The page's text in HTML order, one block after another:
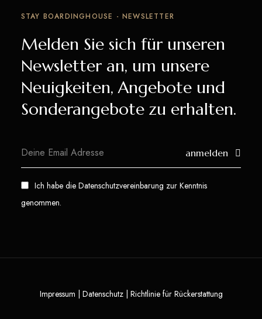
STAY BOARDINGHOUSE - NEWSLETTER
Melden Sie sich für unseren
Newsletter an, um unsere
Neuigkeiten, Angebote und
Sonderangebote zu erhalten.
anmelden
Ich habe die Datenschutzvereinbarung zur Kenntnis
genommen.
Impressum Datenschutz| Richtlinie für Rückerstattung